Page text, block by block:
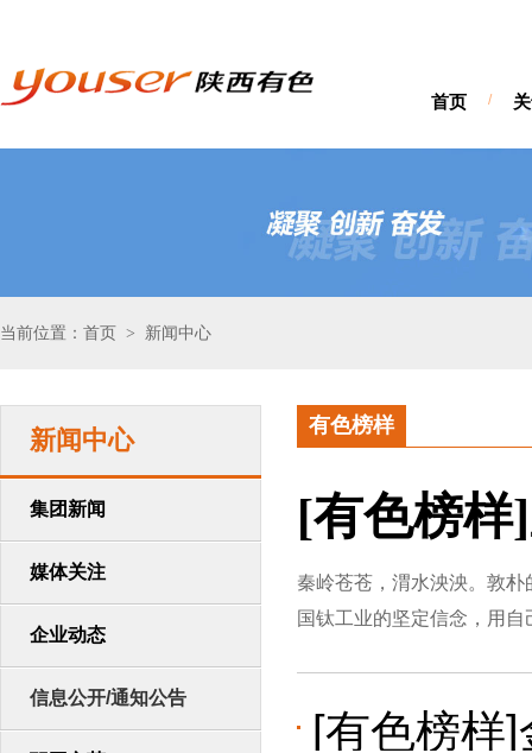
首页 /
当前位置：首页 > 新闻中心
新闻中心
集团新闻
媒体关注
企业动态
信息公开/通知公告
有色榜样
[有色榜样
秦岭苍苍，渭水泱泱。敦
国钛工业的坚定信念，用
[有色榜样